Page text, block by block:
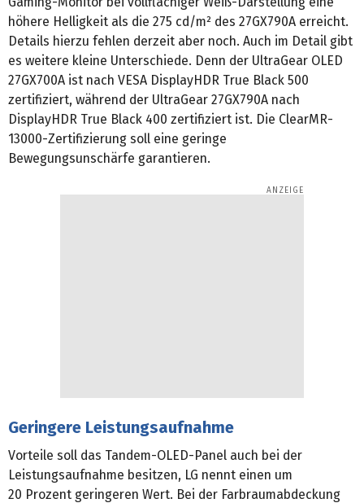
höhere Helligkeit als die 275 cd/m² des 27GX790A erreicht.
Details hierzu fehlen derzeit aber noch. Auch im Detail gibt
es weitere kleine Unterschiede. Denn der UltraGear OLED
27GX700A ist nach VESA DisplayHDR True Black 500
zertifiziert, während der UltraGear 27GX790A nach
DisplayHDR True Black 400 zertifiziert ist. Die ClearMR-
13000-Zertifizierung soll eine geringe
Bewegungsunschärfe garantieren.
Geringere Leistungsaufnahme
Vorteile soll das Tandem-OLED-Panel auch bei der
Leistungsaufnahme besitzen, LG nennt einen um
20 Prozent geringeren Wert. Bei der Farbraumabdeckung